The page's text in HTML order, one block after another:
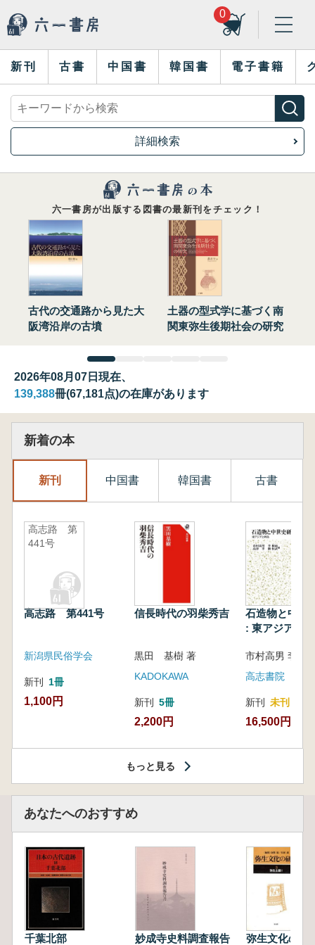
0
新刊 古書 中国書 韓国書 電子書籍
詳細検索
六一書房が出版する図書の最新刊をチェック！
古代の交通路から見た大
阪湾沿岸の古墳
土器の型式学に基づく南
関東弥生後期社会の研究
2026年08月07日現在、
139,388冊(67,181点)の在庫があります
新着の本
新刊 中国書 韓国書 古書
高志路 第
441号
高志路 第441号
新潟県民俗学会
新刊 1冊
1,100円
信長時代の羽柴秀吉
黒田 基樹 著
KADOKAWA
新刊 5冊
2,200円
石造物と中世
: 東アジアと
高志書院
新刊 未刊
16,500円
もっと見る
あなたへのおすすめ
千葉北部
妙成寺史料調査報告
弥生文化の